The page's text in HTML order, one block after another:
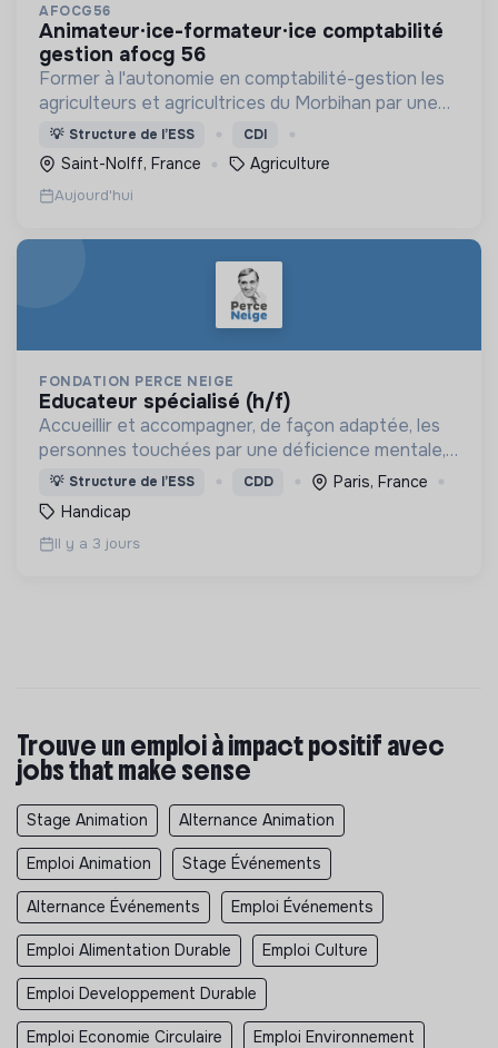
AFOCG56
animateur·ice-formateur·ice comptabilité
gestion afocg 56
Former à l'autonomie en comptabilité-gestion les
agriculteurs et agricultrices du Morbihan par une
approche collective
💡 Structure de l’ESS CDI
Saint-Nolff, France Agriculture
Aujourd'hui
FONDATION PERCE NEIGE
educateur spécialisé (h/f)
Accueillir et accompagner, de façon adaptée, les
personnes touchées par une déficience mentale,
un handicap physique ou psychique
💡 Structure de l’ESS CDD
Paris, France
Handicap
Il y a 3 jours
Trouve un emploi à impact positif avec
jobs that make sense
Stage Animation Alternance Animation
Emploi Animation Stage Événements
Alternance Événements Emploi Événements
Emploi Alimentation Durable Emploi Culture
Emploi Developpement Durable
Emploi Economie Circulaire Emploi Environnement